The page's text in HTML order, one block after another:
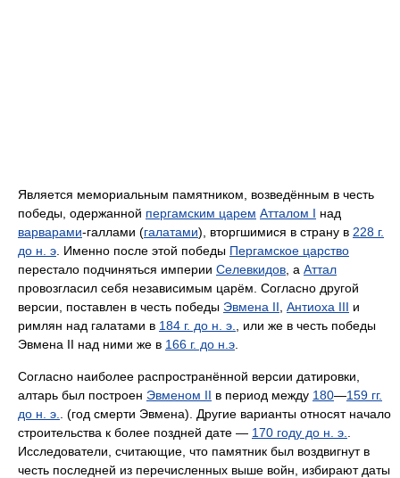
Является мемориальным памятником, возведённым в честь
победы, одержанной пергамским царем Атталом I над
варварами-галлами (галатами), вторгшимися в страну в 228 г.
до н. э . Именно после этой победы Пергамское царство
перестало подчиняться империи Селевкидов , а Аттал
провозгласил себя независимым царём. Согласно другой
версии, поставлен в честь победы Эвмена II Антиоха III и
римлян над галатами в 184 г. до н. э.
, или же в честь победы
Эвмена II над ними же в 166 г. до н.э
Согласно наиболее распространённой версии датировки,
алтарь был построен Эвменом II в период между 180—159 гг.
до н. э.
. (год смерти Эвмена). Другие варианты относят начало
строительства к более поздней дате — 170 году до н. э.
Исследователи, считающие, что памятник был воздвигнут в
честь последней из перечисленных выше войн, избирают даты